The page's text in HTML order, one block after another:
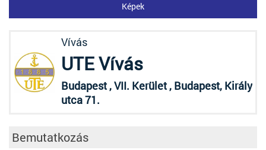
Képek
Vívás
UTE Vívás
Budapest , VII. Kerület , Budapest, Király
utca 71.
Bemutatkozás